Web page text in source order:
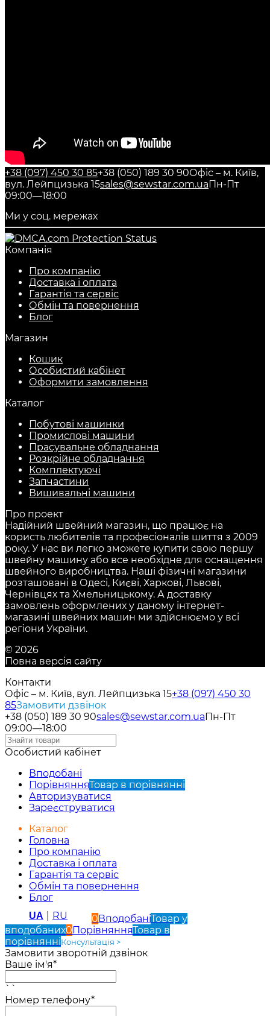
+38 (097) 450 30 85+38 (050) 189 30 90Офіс – м. Київ,
вул. Лейпцизька 15sales@sewstar.com.uaПн-Пт
09:00—18:00
Ми у соц. мережах
Компанія
Про компанію
Доставка і оплата
Гарантія та сервіс
Обмін та повернення
Блог
Магазин
Кошик
Особистий кабінет
Оформити замовлення
Каталог
Побутові машинки
Промислові машини
Прасувальне обладнання
Розкрійне обладнання
Комплектуючі
Запчастини
Вишивальні машини
Про проект
Надійний швейний магазин, що працює на
користь любителів та професіоналів шиття з 2009
року. У нас ви легко зможете купити свою першу
швейну машину або все необхідне для оснащення
швейного виробництва. Наші фізичні магазини
розташовані в Одесі, Києві, Харкові, Львові,
Чернівцях та Хмельницькому. А доставку
замовлень оформлених у даному інтернет-
магазині швейних машин ми здійснюємо у всі
регіони України.
© 2026
Повна версія сайту
Контакти
Офіс – м. Київ, вул. Лейпцизька 15+38 (097) 450 30
85Замовити дзвінок
+38 (050) 189 30 90sales@sewstar.com.uaПн-Пт
09:00—18:00
Особистий кабінет
Вподобані
ПорівнянняТовар в порівнянні
Авторизуватися
Зареєструватися
Каталог
Головна
Про компанію
Доставка і оплата
Гарантія та сервіс
Обмін та повернення
Блог
UA RU 0ВподобаніТовар у
вподобаних0ПорівнянняТовар в
порівнянніКонсультація >
Замовити зворотній дзвінок
Ваше ім'я*
``
Номер телефону*